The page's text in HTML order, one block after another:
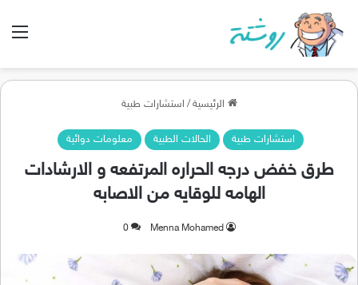
الرئيسية / استشارات طبية
استشارات طبية الحالات الطبية معلومات دوائية
طرق خفض درجه الحراره المرتفعه و الارشادات
الهامه للوقايه من الاصابه
Menna Mohamed
0